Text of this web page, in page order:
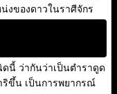
งของดาวในราศีจักร
ดนี้ ว่ากันว่าเป็นตำราดูด
ริขึ้น เป็นการพยากรณ์